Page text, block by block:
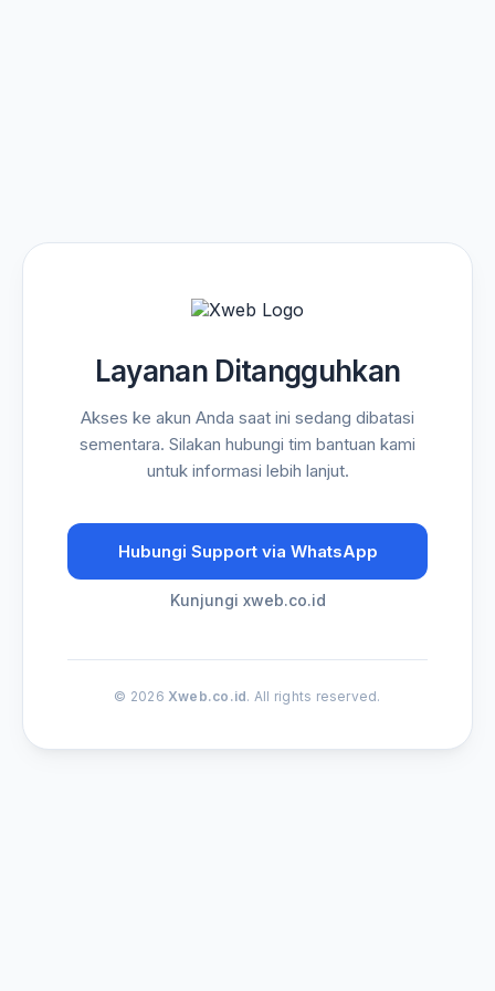
Layanan Ditangguhkan
Akses ke akun Anda saat ini sedang dibatasi
sementara. Silakan hubungi tim bantuan kami
untuk informasi lebih lanjut.
Hubungi Support via WhatsApp
Kunjungi xweb.co.id
© 2026 Xweb.co.id. All rights reserved.